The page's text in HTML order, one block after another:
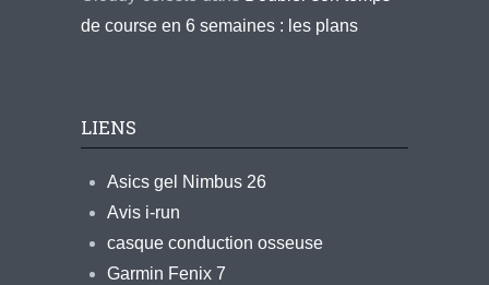
de course en 6 semaines : les plans
LIENS
Asics gel Nimbus 26
Avis i-run
casque conduction osseuse
Garmin Fenix 7